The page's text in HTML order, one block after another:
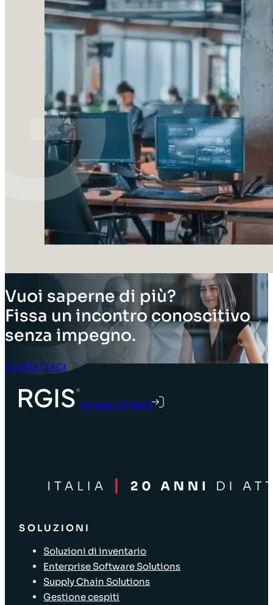
Vuoi saperne di più?
Fissa un incontro conoscitivo
senza impegno.
CONTATTACI
Accesso Clienti
SOLUZIONI
Soluzioni di inventario
Enterprise Software Solutions
Supply Chain Solutions
Gestione cespiti